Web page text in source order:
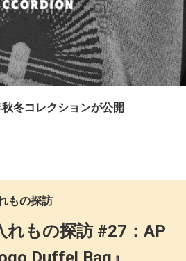
冬コレクションが公開
もの探訪
れもの探訪 #27：AP